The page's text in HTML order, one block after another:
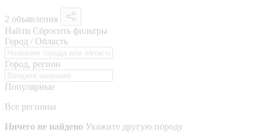
2 объявления
Найти Сбросить фильтры
Город / Область
Город, регион
Популярные
Все регионы
Ничего не найдено Укажите другую породу